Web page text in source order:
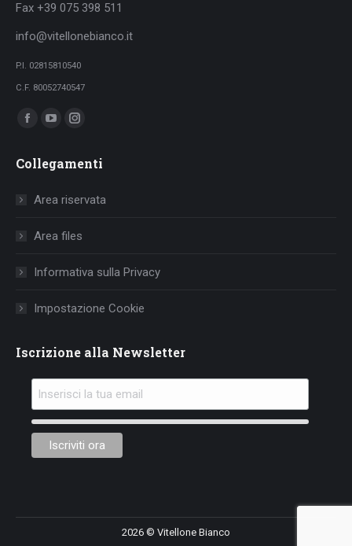
Fax +39 075 398 511
info@vitellonebianco.it
P.I. 02815810540
C.F. 80052740547
Ci puoi trovare su:
Facebook
opens
window
YouTube
opens
window
Instagram
opens
Collegamenti
Area riservata
Area files
Informativa sulla Privacy
Impostazione Cookie
Iscrizione alla Newsletter
2026 © Vitellone Bianco